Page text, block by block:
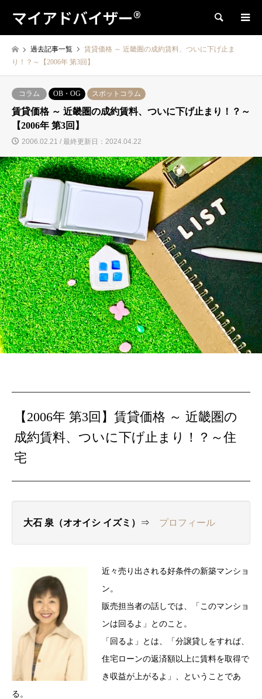
マイアドバイザー® 検索
過去記事一覧
賃貸価格 ～ 近畿圏の成約賃料、ついに下げ止ま
り！？～【2006年 第3回】
コラム OB・OG スポットコラム
賃貸価格 ～ 近畿圏の成約賃料、ついに下げ止まり！？～
【2006年 第3回】
2006.02.21 / 最終更新日：2024.04.22
【2006年 第3回】賃貸価格 ～ 近畿圏の
成約賃料、ついに下げ止まり！？～住
宅
大石 泉（オオイシ イズミ） ⇒ プロフィール
近々売り出される好条件の新築マンショ
ン。
販売担当者の話しでは、「このマンショ
ンは回るよ」とのこと。
「回るよ」とは、「分譲貸しをすれば、
住宅ローンの返済額以上に賃料を取得で
き収益が上がるよ」、ということであ
る。